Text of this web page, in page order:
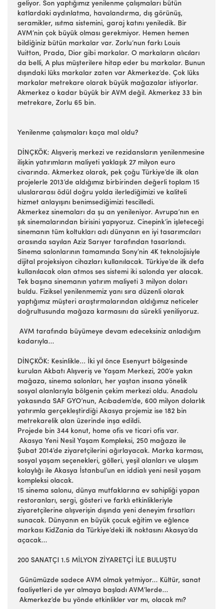
geliyor. Son yaptığımız yenilenme çalışmaları bütün
katlardaki aydınlatma, havalandırma, dış görünüş,
seramikler, ısıtma sistemini, garaj katını yeniledik. Bir
AVM’nin çok büyük olması gerekmiyor. Hemen hemen
bildiğiniz bütün markalar var. Zorlu’nun farkı Louis
Vuitton, Prada, Dior gibi markalar. O markaların alıcıları
da belli, A plus müşterilere hitap eder bu markalar. Bunun
dışındaki lüks markalar zaten var Akmerkez’de. Çok lüks
markalar metrekare olarak büyük mağazalar istiyorlar.
Akmerkez o kadar büyük bir AVM değil. Akmerkez 33 bin
metrekare, Zorlu 65 bin.
Yenilenme çalışmaları kaça mal oldu?
DİNÇKÖK: Alışveriş merkezi ve rezidansların yenilenmesine
ilişkin yatırımların maliyeti yaklaşık 27 milyon euro
civarında. Akmerkez olarak, pek çoğu Türkiye’de ilk olan
projelerle 2013’de aldığımız birbirinden değerli toplam 15
uluslararası ödül doğru yolda ilerlediğimizi ve kaliteli
hizmet anlayışını benimsediğimizi tescilledi.
Akmerkez sinemaları da şu an yenileniyor. Avrupa’nın en
şık sinemalarından birisini yapıyoruz. Cinepink’in işleteceği
sinemanın tüm koltukları adı dünyanın en iyi tasarımcıları
arasında sayılan Aziz Sarıyer tarafından tasarlandı.
Sinema salonlarının tamamında Sony’nin 4K teknolojisiyle
dijital projeksiyon cihazları kullanılacak. Türkiye’de ilk defa
kullanılacak olan atmos ses sistemi iki salonda yer alacak.
Tek başına sinemanın yatırım maliyeti 3 milyon doları
buldu. Fiziksel yenilenmemiz yanı sıra düzenli olarak
yaptığımız müşteri araştırmalarından aldığımız neticeler
doğrultusunda mağaza karmasını da sürekli yeniliyoruz.
AVM tarafında büyümeye devam edeceksiniz anladığım
kadarıyla...
DİNÇKÖK: Kesinlikle... İki yıl önce Esenyurt bölgesinde
kurulan Akbatı Alışveriş ve Yaşam Merkezi, 200’e yakın
mağaza, sinema salonları, her yaştan insana yönelik
sosyal alanlarıyla bölgenin çekim merkezi oldu. Anadolu
yakasında SAF GYO’nun, Acıbadem’de, 600 milyon dolarlık
yatırımla gerçekleştirdiği Akasya projemiz ise 182 bin
metrekarelik alan üzerinde inşa edildi.
Projede bin 344 konut, home ofis ve ticari ofis var.
Akasya Yeni Nesil Yaşam Kompleksi, 250 mağaza ile
Şubat 2014’de ziyaretçilerini ağırlayacak. Marka karması,
sosyal yaşam seçenekleri, gölleri, yeşil alanları ve ulaşım
kolaylığı ile Akasya İstanbul’un en iddialı yeni nesil yaşam
kompleksi olacak.
15 sinema salonu, dünya mutfaklarına ev sahipliği yapan
restoranları, sergi, gösteri ve farklı etkinlikleriyle
ziyaretçilerine alışverişin dışında yeni deneyim fırsatları
sunacak. Dünyanın en büyük çocuk eğitim ve eğlence
markası KidZania da Türkiye’deki ilk noktasını Akasya’da
açacak...
200 SANATÇI 1.5 MİLYON ZİYARETÇİ İLE BULUŞTU
Günümüzde sadece AVM olmak yetmiyor... Kültür, sanat
faaliyetleri de yer almaya başladı AVM’lerde...
Akmerkez’de bu yönde etkinlikler var mı, olacak mı?